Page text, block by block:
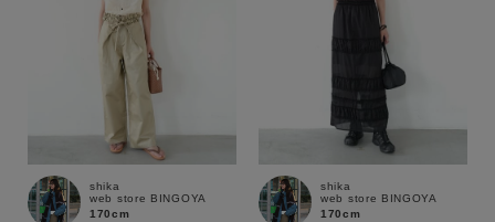
在庫あり 在庫なし含む
shika
web store BINGOYA
170cm
shika
web store BINGOYA
170cm